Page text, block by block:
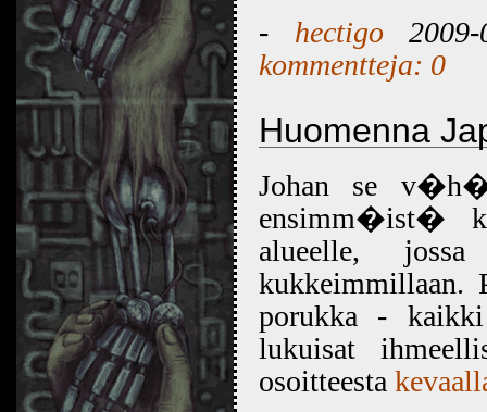
- hectigo2009-
kommentteja: 0
Huomenna
Johan se
ensimm�ist�
alueelle,
kukkeimmillaan.
porukka -
lukuisat
osoitteesta